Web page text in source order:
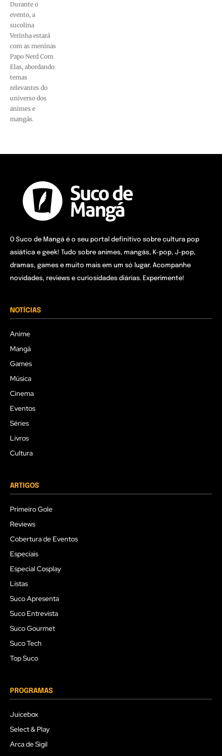
Durante o
evento, a
sucolina
Verinha estará
com as meninas
Papo Nerd Com
Elas, abordando
temas
relevantes do
universo dos
animes e
mangás.
O Suco de Mangá é o seu portal definitivo sobre cultura pop
asiática e geek! Tudo sobre animes, mangás, K-pop, J-pop,
dramas, games e muito mais em um só lugar. Acompanhe
novidades, reviews e curiosidades diárias. Experimente!
NOTÍCIAS
Anime
Mangá
Games
Música
Cinema
Eventos
Séries
Livros
Cultura
ARTIGOS
Primeiro Gole
Reviews
Cobertura de Eventos
Especiais
Especial Cosplay
Listas
Suco Apresenta
Suco Entrevista
Suco Gourmet
Suco Tech
Top Suco
PROGRAMAS
Juicebox
Select & Play
Arca de Sigil